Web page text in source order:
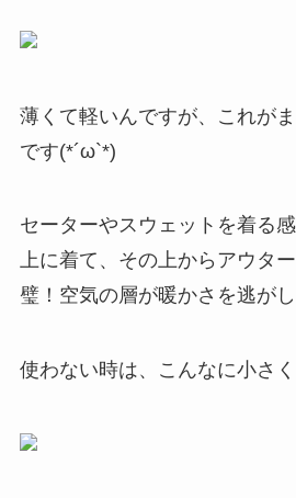
薄くて軽いんですが、これが
です(*´ω`*)
セーターやスウェットを着る
上に着て、その上からアウタ
璧！空気の層が暖かさを逃が
使わない時は、こんなに小さく